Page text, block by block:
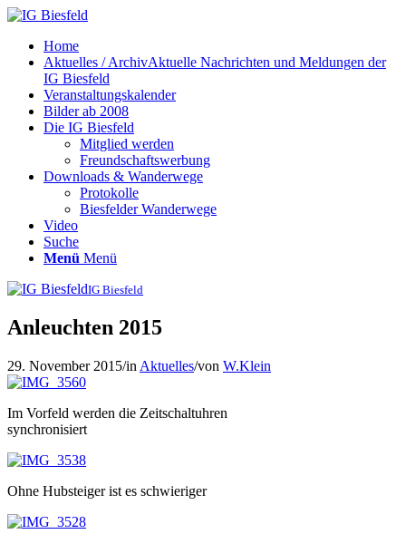
Home
Aktuelles / ArchivAktuelle Nachrichten und Meldungen der
IG Biesfeld
Veranstaltungskalender
Bilder ab 2008
Die IG Biesfeld
Mitglied werden
Freundschaftswerbung
Downloads & Wanderwege
Protokolle
Biesfelder Wanderwege
Video
Suche
Menü Menü
IG Biesfeld
Anleuchten 2015
29. November 2015/in Aktuelles/von W.Klein
Im Vorfeld werden die Zeitschaltuhren
synchronisiert
Ohne Hubsteiger ist es schwieriger